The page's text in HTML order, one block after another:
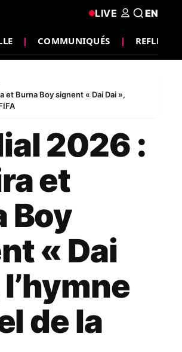
COMMUNIQUÉS
LIVE EN
et Burna Boy signent « Dai Dai »,
2026 :
et
Boy
« Dai
de la